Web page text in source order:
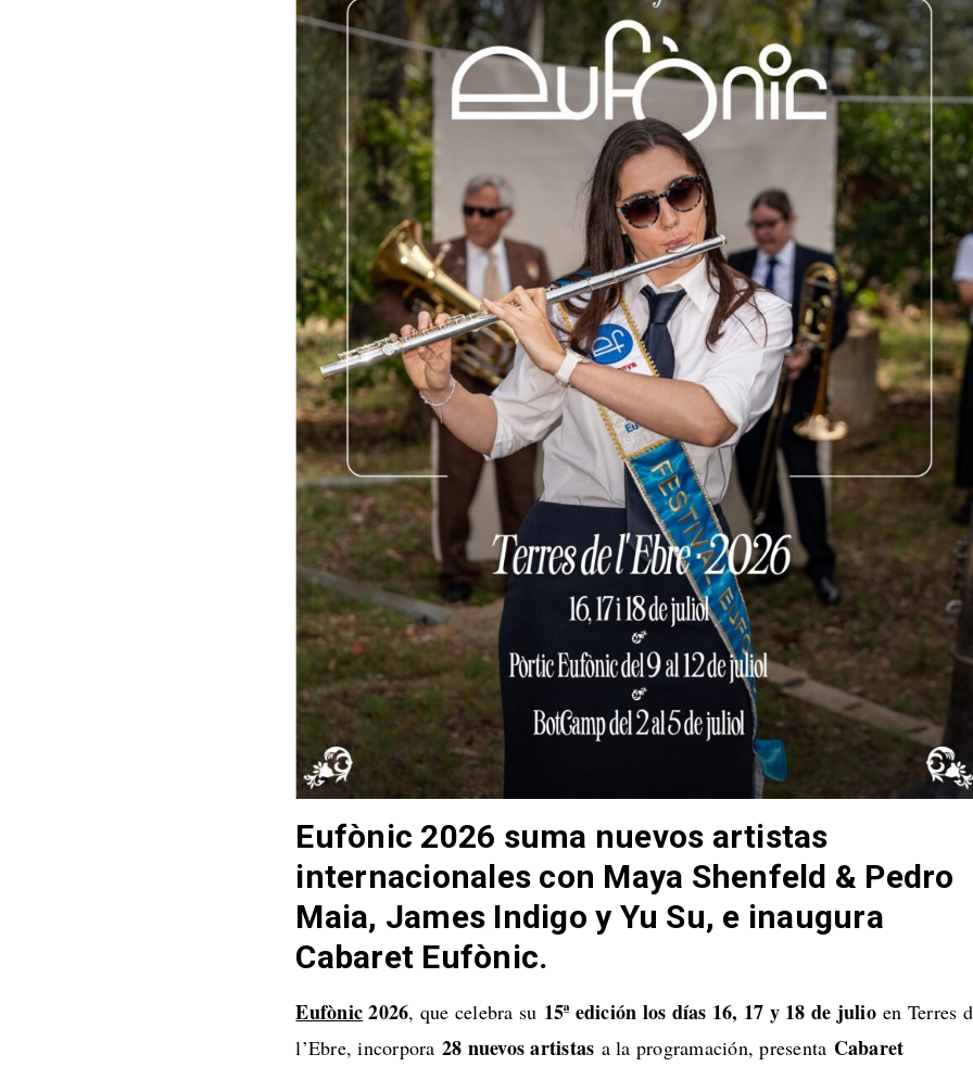
Eufònic 2026 suma nuevos artistas
internacionales con Maya Shenfeld & Pedro
Maia, James Indigo y Yu Su, e inaugura
Cabaret Eufònic.
Eufònic2026, que celebra su 15ª edición los días 16, 17 y 18 de julioen Terres
l’Ebre, incorpora 28 nuevos artistas a la programación, presenta Cabaret